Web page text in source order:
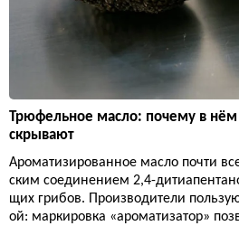
Трюфельное масло: почему в нём
скрывают
Ароматизированное масло почти
ским соединением 2,4-
щих грибов. Производители
ой: маркировка «ароматизатор»